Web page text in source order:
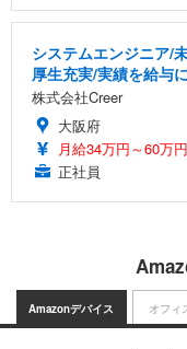
システムエンジニア/
厚生充実/実績を給与
株式会社Creer
大阪府
月給34万円～60万円
正社員
Amazonデバイス オフィ